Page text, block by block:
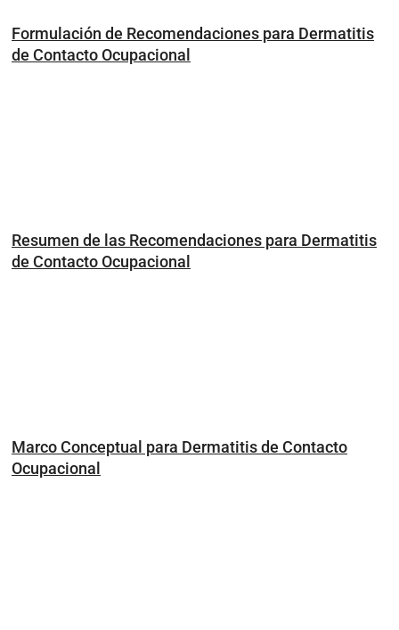
Formulación de Recomendaciones para Dermatitis
de Contacto Ocupacional
Resumen de las Recomendaciones para Dermatitis
de Contacto Ocupacional
Marco Conceptual para Dermatitis de Contacto
Ocupacional